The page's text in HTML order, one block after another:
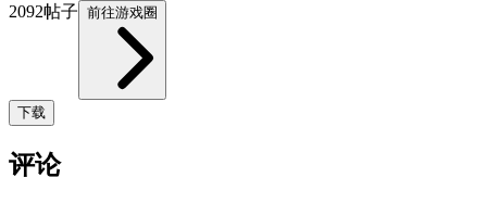
2092帖子 前往游戏圈
下载
评论